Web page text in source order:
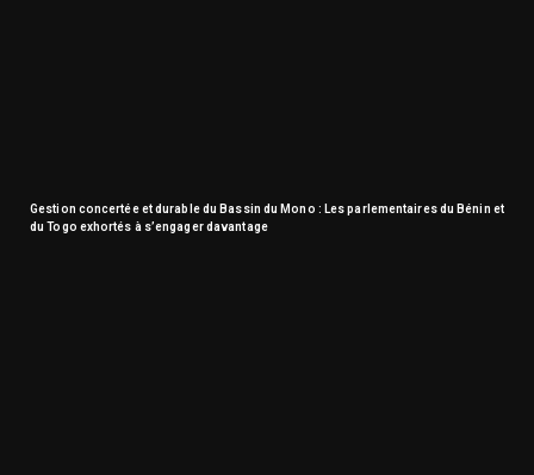
Gestion concertée et durable du Bassin du Mono : Les parlementaires du Bénin et
du Togo exhortés à s’engager davantage